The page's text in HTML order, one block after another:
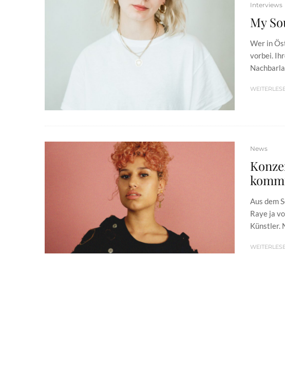
Interviews
My
Wer in
vorbei.
News
Aus dem
Raye ja
Künstler.